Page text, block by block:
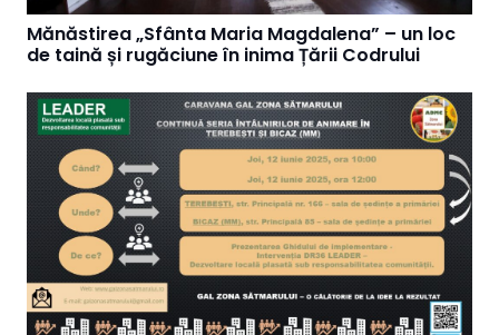
Mănăstirea „Sfânta Maria Magdalena” – un loc
de taină și rugăciune în inima Țării Codrului